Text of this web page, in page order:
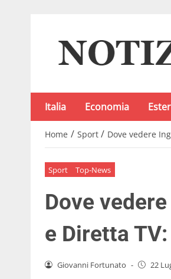
Italia Economia
Home / Sport / Dove vedere
Sport Top-News
Dove
e Diretta
Giovanni Fortunato - 22